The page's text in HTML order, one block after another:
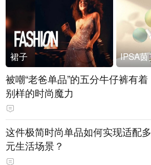
裙子
被嘲“老爸单品”的五分牛仔裤有着
别样的时尚魔力
这件极简时尚单品如何实现适配多
元生活场景？